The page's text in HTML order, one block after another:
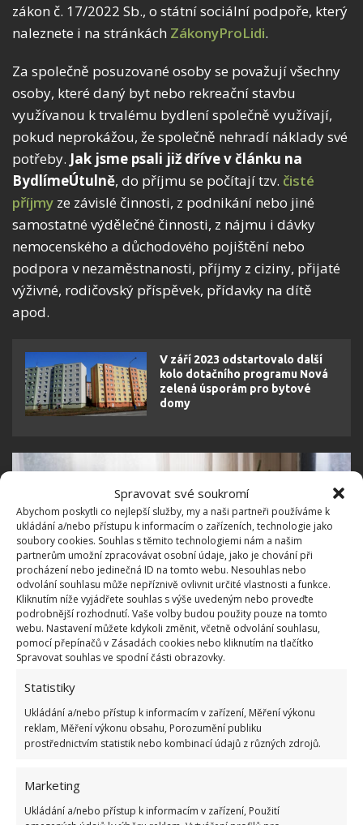
Spravovat své soukromí
Abychom poskytli co nejlepší služby, my a naši partneři používáme k
ukládání a/nebo přístupu k informacím o zařízeních, technologie jako
soubory cookies. Souhlas s těmito technologiemi nám a našim
partnerům umožní zpracovávat osobní údaje, jako je chování při
procházení nebo jedinečná ID na tomto webu. Nesouhlas nebo
odvolání souhlasu může nepříznivě ovlivnit určité vlastnosti a funkce.
Kliknutím níže vyjádřete souhlas s výše uvedeným nebo proveďte
podrobnější rozhodnutí. Vaše volby budou použity pouze na tomto
webu. Nastavení můžete kdykoli změnit, včetně odvolání souhlasu,
pomocí přepínačů v Zásadách cookies nebo kliknutím na tlačítko
Spravovat souhlas ve spodní části obrazovky.
Statistiky
Ukládání a/nebo přístup k informacím v zařízení, Měření výkonu
reklam, Měření výkonu obsahu, Porozumění publiku
prostřednictvím statistik nebo kombinací údajů z různých zdrojů.
Marketing
Ukládání a/nebo přístup k informacím v zařízení, Použití
zákon č. 17/2022 Sb., o státní sociální podpoře, který
naleznete i na stránkách ZákonyProLidi.
Za společně posuzované osoby se považují všechny
osoby, které daný byt nebo rekreační stavbu
využívanou k trvalému bydlení společně využívají,
pokud neprokážou, že společně nehradí náklady své
potřeby. Jak jsme psali již dříve v článku na
BydlímeÚtulně, do příjmu se počítají tzv. čisté
příjmy ze závislé činnosti, z podnikání nebo jiné
samostatné výdělečné činnosti, z nájmu i dávky
nemocenského a důchodového pojištění nebo
podpora v nezaměstnanosti, příjmy z ciziny, přijaté
výživné, rodičovský příspěvek, přídavky na dítě
apod.
V září 2023 odstartovalo další
kolo dotačního programu Nová
zelená úsporám pro bytové
domy
Fotografie: Pixabay
Pokud byl žadateli uznán nárok na vyplácení
příspěvku na bydlení, vypočte se jeho výše podle
nebo skutečných nákladů se odečte součin celkového
příjmu a koeficientu 0,30.Výsledek tvoří celkovou